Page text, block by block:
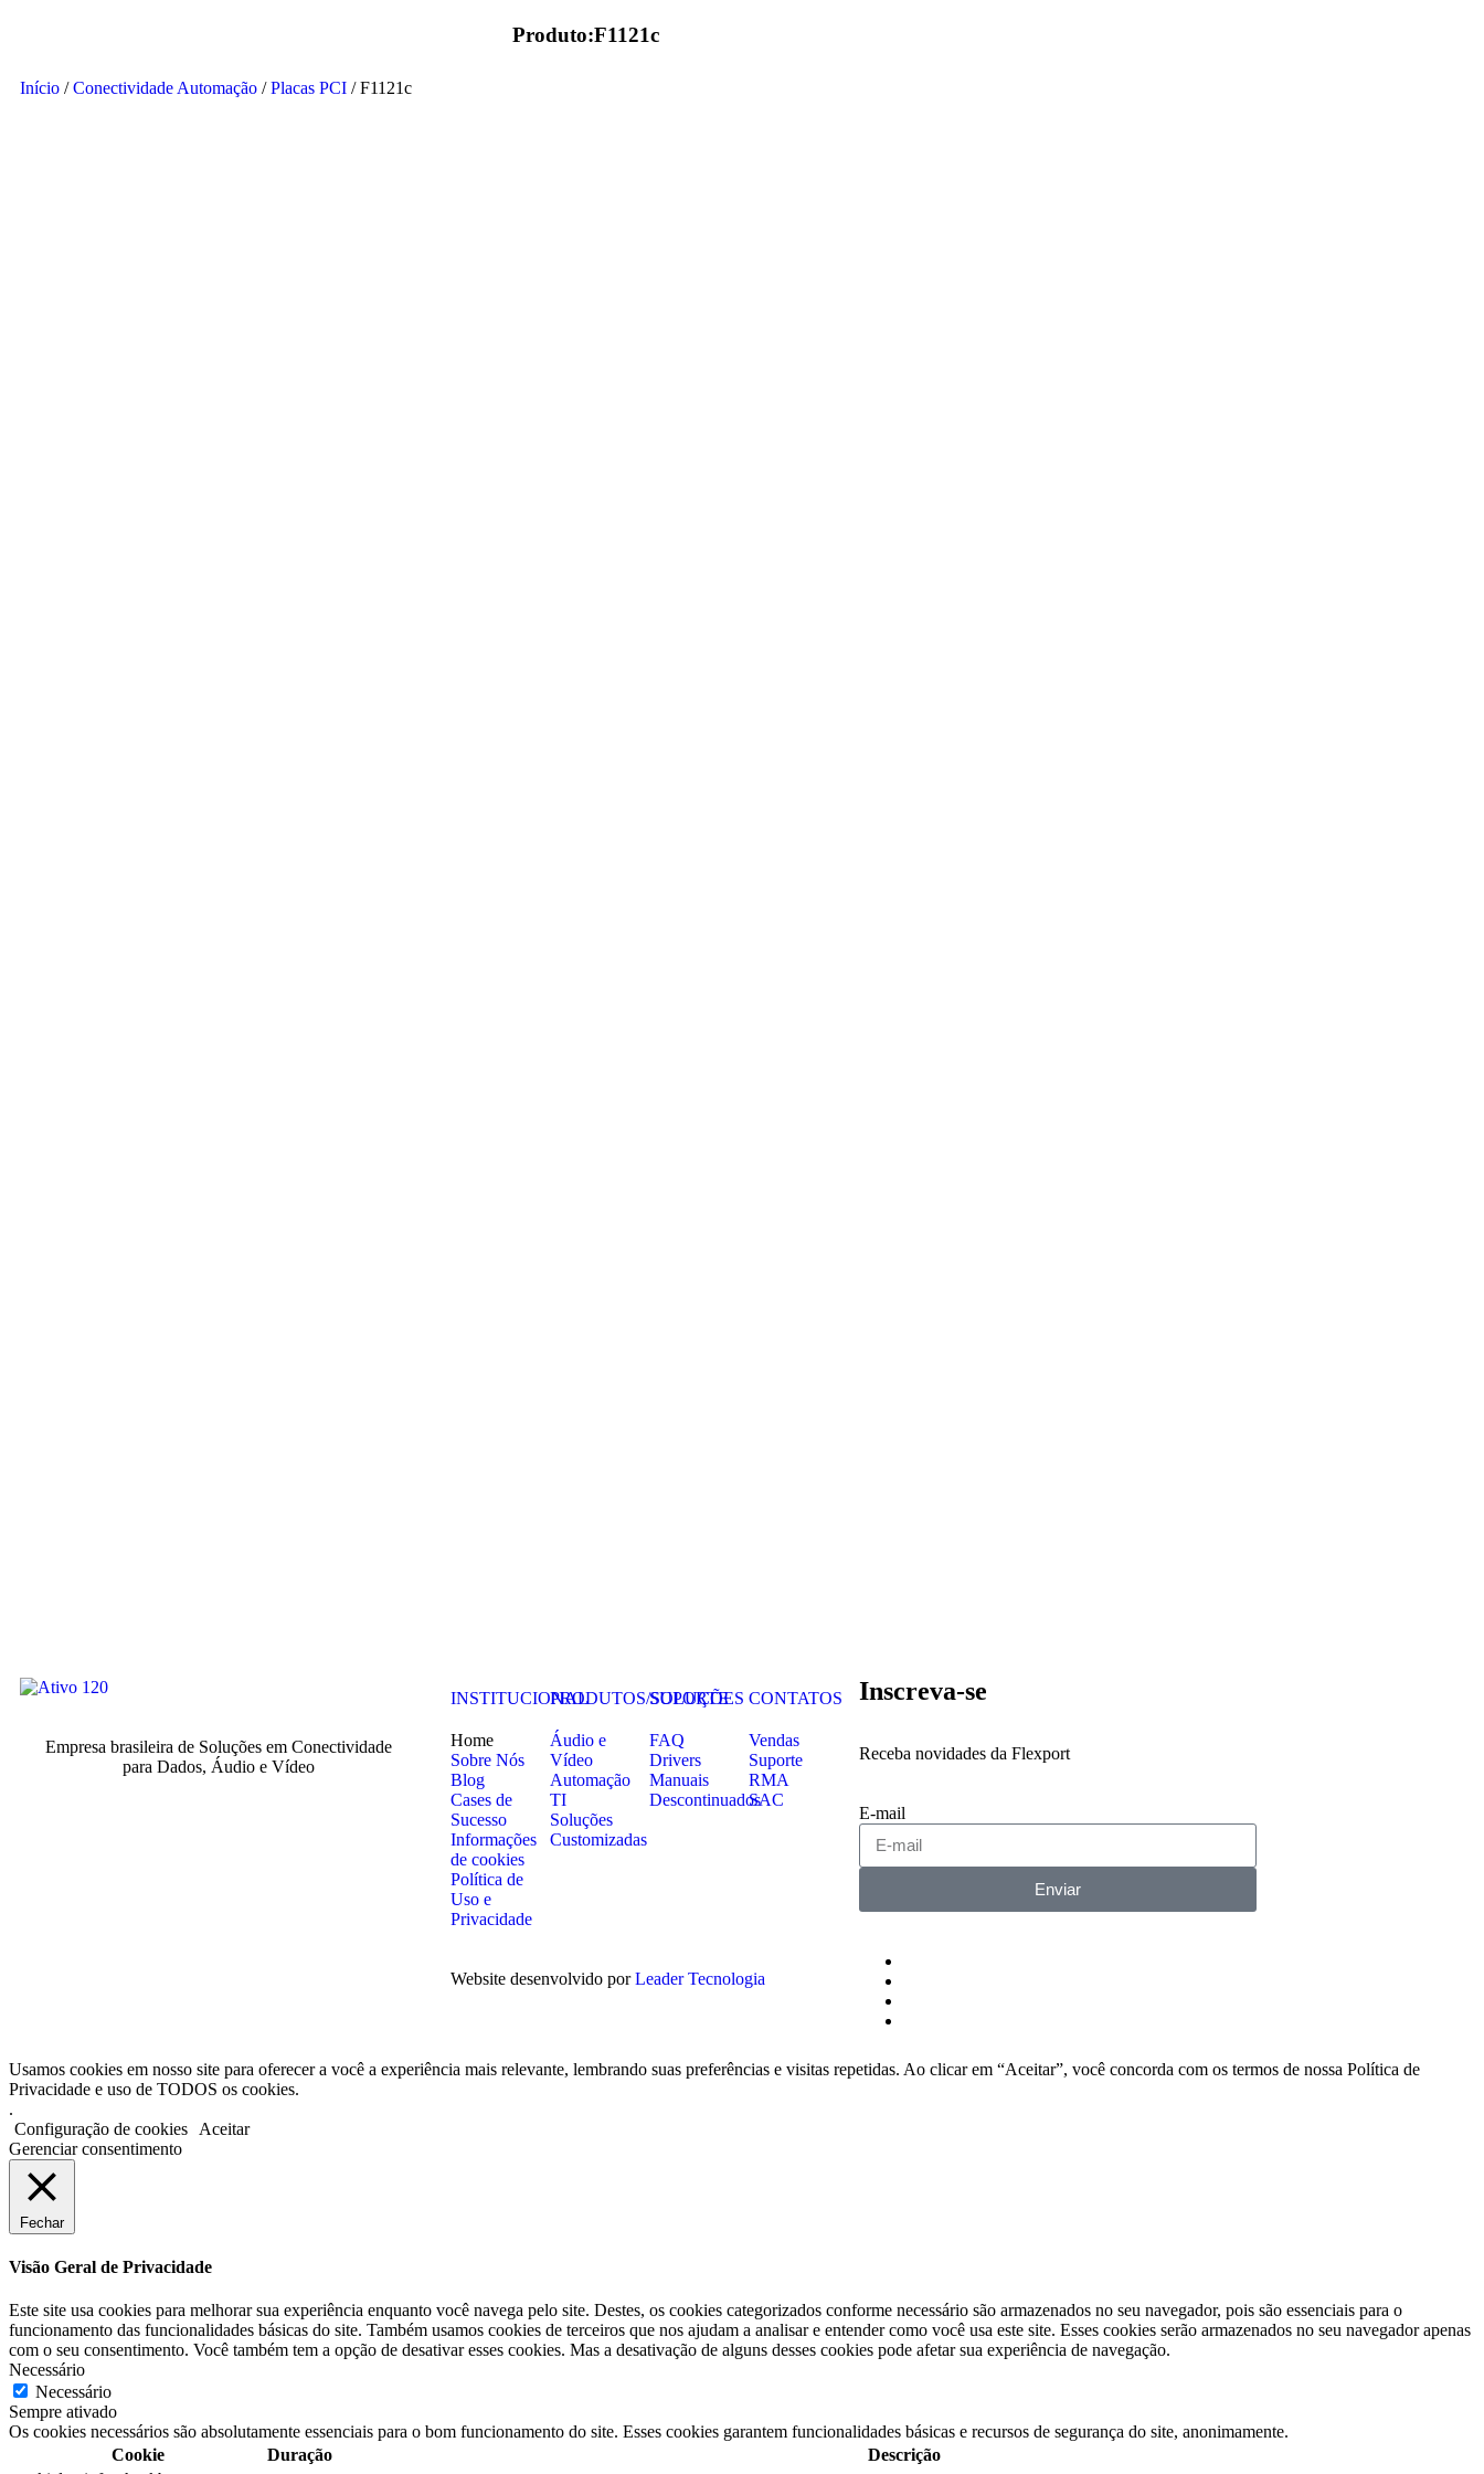
Produto:F1121c
Início /Conectividade Automação /Placas PCI / F1121c
Empresa brasileira de Soluções em Conectividade
para Dados, Áudio e Vídeo
INSTITUCIONAL
Home
Sobre Nós
Blog
Cases de
Sucesso
Informações
de cookies
Política de
Uso e
Privacidade
PRODUTOS/SOLUÇÕES
Áudio e
Vídeo
Automação
TI
Soluções
Customizadas
SUPORTE
FAQ
Drivers
Manuais
Descontinuados
CONTATOS
Vendas
Suporte
RMA
SAC
Website desenvolvido porLeader Tecnologia
Inscreva-se
Receba novidades da Flexport
E-mail
Enviar
Usamos cookies em nosso site para oferecer a você a experiência mais relevante, lembrando suas preferências e visitas repetidas. Ao clicar em “Aceitar”, você concorda com os termos de nossa Política de
Privacidade e uso de TODOS os cookies.
.
Configuração de cookies
Aceitar
Gerenciar consentimento
Fechar
Visão Geral de Privacidade
Este site usa cookies para melhorar sua experiência enquanto você navega pelo site. Destes, os cookies categorizados conforme necessário são armazenados no seu navegador, pois são essenciais para o
funcionamento das funcionalidades básicas do site. Também usamos cookies de terceiros que nos ajudam a analisar e entender como você usa este site. Esses cookies serão armazenados no seu navegador apenas
com o seu consentimento. Você também tem a opção de desativar esses cookies. Mas a desativação de alguns desses cookies pode afetar sua experiência de navegação.
Necessário
Necessário
Sempre ativado
Os cookies necessários são absolutamente essenciais para o bom funcionamento do site. Esses cookies garantem funcionalidades básicas e recursos de segurança do site, anonimamente.
Cookie
Duração
Descrição